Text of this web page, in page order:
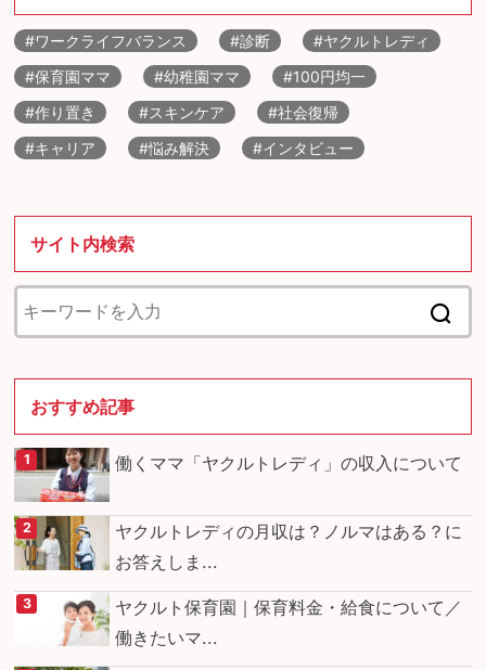
#ワークライフバランス #診断
#ヤクルトレディ
#保育園ママ
#幼稚園ママ
#100円均一
#作り置き
#スキンケア
#社会復帰
#キャリア
#悩み解決 #インタビュー
サイト内検索
おすすめ記事
働くママ「ヤクルトレディ」の収入について
ヤクルトレディの月収は？ノルマはある？に
お答えしま...
ヤクルト保育園｜保育料金・給食について／
働きたいマ...